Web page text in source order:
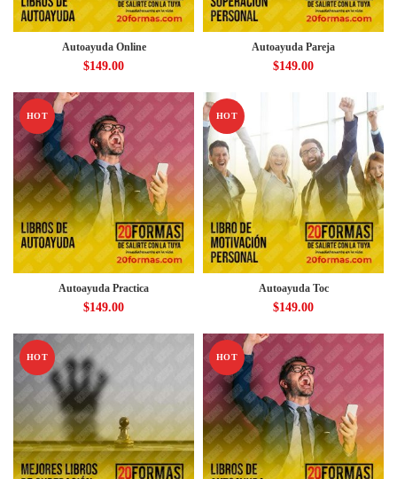
Autoayuda Online
$149.00
Autoayuda Pareja
$149.00
HOT
Autoayuda Practica
$149.00
HOT
Autoayuda Toc
$149.00
HOT HOT